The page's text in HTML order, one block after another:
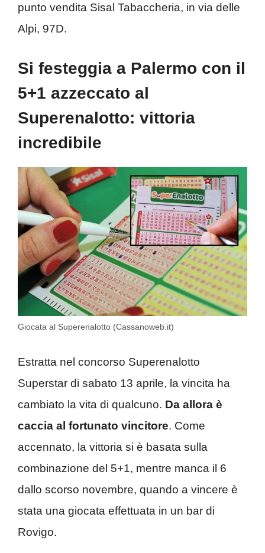
punto vendita Sisal Tabaccheria, in via delle
Alpi, 97D.
Si festeggia a Palermo con il
5+1 azzeccato al
Superenalotto: vittoria
incredibile
Giocata al Superenalotto (Cassanoweb.it)
Estratta nel concorso Superenalotto
Superstar di sabato 13 aprile, la vincita ha
cambiato la vita di qualcuno. Da allora è
caccia al fortunato vincitore. Come
accennato, la vittoria si è basata sulla
combinazione del 5+1, mentre manca il 6
dallo scorso novembre, quando a vincere è
stata una giocata effettuata in un bar di
Rovigo.